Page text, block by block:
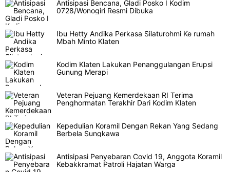
Antisipasi Bencana, Gladi Posko I Kodim
0728/Wonogiri Resmi Dibuka
Ibu Hetty Andika Perkasa Silaturohmi Ke rumah
Mbah Minto Klaten
Kodim Klaten Lakukan Penanggulangan Erupsi
Gunung Merapi
Veteran Pejuang Kemerdekaan RI Terima
Penghormatan Terakhir Dari Kodim Klaten
Kepedulian Koramil Dengan Rekan Yang Sedang
Berbela Sungkawa
Antisipasi Penyebaran Covid 19, Anggota Koramil
Kebakkramat Patroli Hajatan Warga